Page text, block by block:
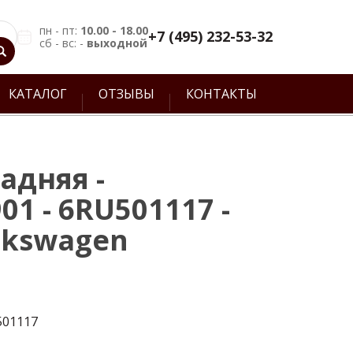
пн - пт: 10.00 - 18.00
сб - вс: - выходной+7 (495) 232-53-32
КАТАЛОГ ОТЗЫВЫ КОНТАКТЫ
-
- 6RU501117 -